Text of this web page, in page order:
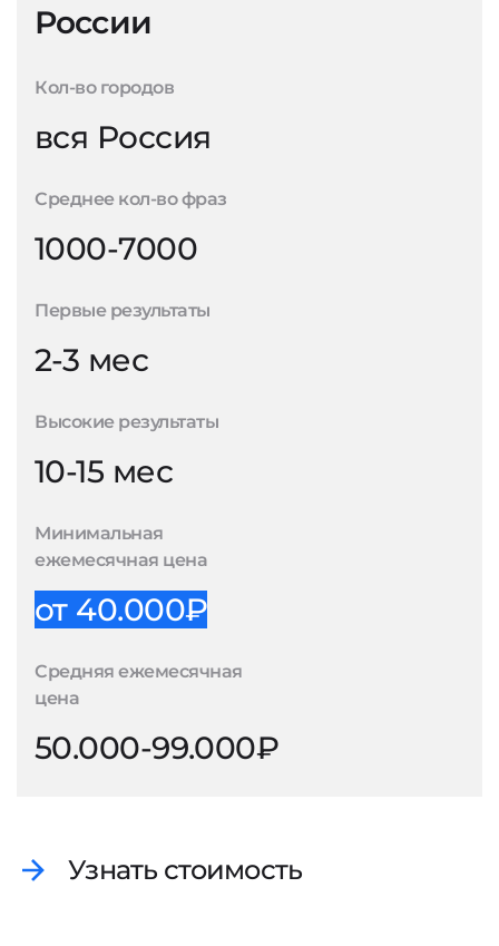
России
Кол-во городов
вся Россия
Среднее кол-во фраз
1000-7000
Первые результаты
2-3 мес
Высокие результаты
10-15 мес
Минимальная
ежемесячная цена
от 40.000₽
Средняя ежемесячная
цена
50.000-99.000₽
Узнать стоимость